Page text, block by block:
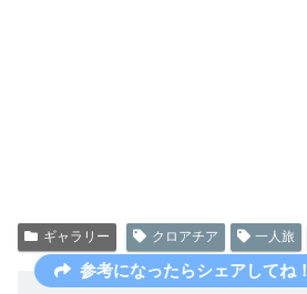
ギャラリー クロアチア 一人旅
参考になったらシェアしてね！